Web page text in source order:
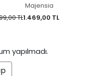
Majensia
TL1.469,00 TL
yapılmadı.